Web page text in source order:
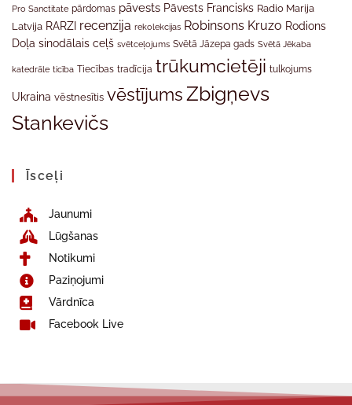
Pro Sanctitate pārdomas pāvests Pāvests Francisks Radio Marija
Latvija RARZI recenzija rekolekcijas Robinsons Kruzo Rodions
Doļa sinodālais ceļš svētceļojums Svētā Jāzepa gads Svētā Jēkaba
katedrāle ticība Tiecības tradīcija trūkumcietēji tulkojums
Ukraina vēstnesītis vēstījumsZbigņevs
Stankevičs
Īsceļi
Jaunumi
Lūgšanas
Notikumi
Paziņojumi
Vārdnīca
Facebook Live